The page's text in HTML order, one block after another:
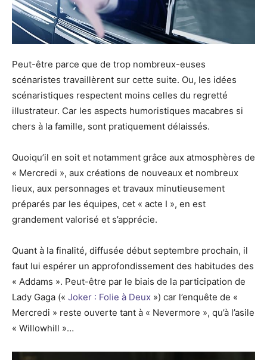
Peut-être parce que de trop nombreux-euses
scénaristes travaillèrent sur cette suite. Ou, les idées
scénaristiques respectent moins celles du regretté
illustrateur. Car les aspects humoristiques macabres si
chers à la famille, sont pratiquement délaissés.
Quoiqu’il en soit et notamment grâce aux atmosphères de
« Mercredi », aux créations de nouveaux et nombreux
lieux, aux personnages et travaux minutieusement
préparés par les équipes, cet « acte I », en est
grandement valorisé et s’apprécie.
Quant à la finalité, diffusée début septembre prochain, il
faut lui espérer un approfondissement des habitudes des
« Addams ». Peut-être par le biais de la participation de
Lady Gaga (« Joker : Folie à Deux ») car l’enquête de «
Mercredi » reste ouverte tant à « Nevermore », qu’à l’asile
« Willowhill »…